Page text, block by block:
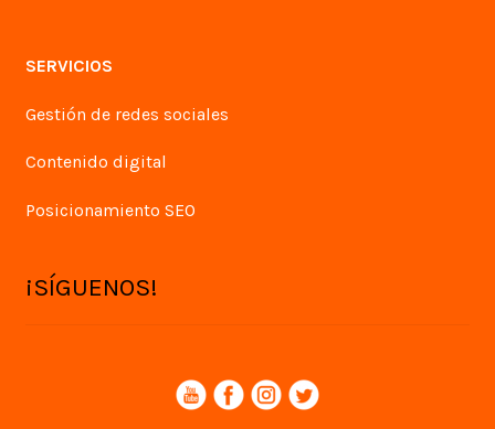
SERVICIOS
Gestión de redes sociales
Contenido digital
Posicionamiento SEO
¡SÍGUENOS!